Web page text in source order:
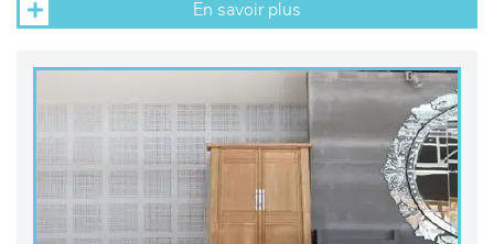
En savoir plus